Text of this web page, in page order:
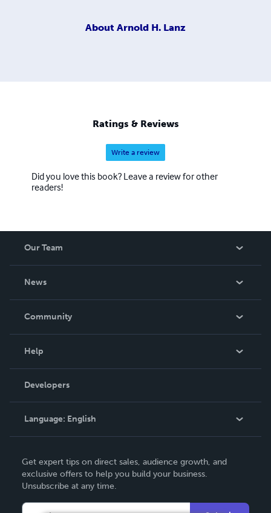
About Arnold H. Lanz
Ratings & Reviews
Write a review
Did you love this book? Leave a review for other
readers!
Our Team
News
In The News
Community
Podcast
Help
Order Lookup
Knowledge Base
Contact Support
Developers
Language: English
Deutsch
Français
Get expert tips on direct sales, audience growth, and
exclusive offers to help you build your business.
Unsubscribe at any time.